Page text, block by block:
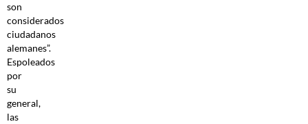
son
considerados
ciudadanos
alemanes”.
Espoleados
por
su
general,
las